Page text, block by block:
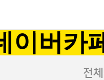
이버카
전